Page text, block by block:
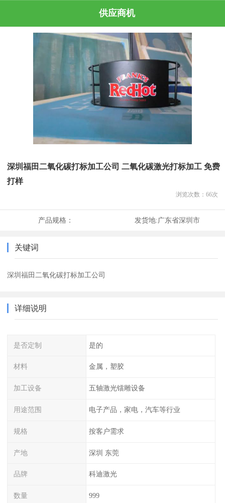
供应商机
深圳福田二氧化碳打标加工公司 二氧化碳激光打标加工 免费
打样
浏览次数： 66次
产品规格： 发货地:广东省深圳市
关键词
深圳福田二氧化碳打标加工公司
详细说明
是否定制 是的
材料 金属，塑胶
加工设备 五轴激光镭雕设备
用途范围 电子产品，家电，汽车等行业
规格 按客户需求
产地 深圳 东莞
品牌 科迪激光
数量 999